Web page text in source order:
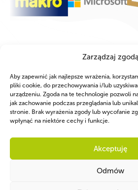
Zarządzaj zgodą
Aby zapewnić jak najlepsze wrażenia,
pliki cookie, do przechowywania i/lub
urządzeniu. Zgoda na te technologie pozwoli
jak zachowanie podczas przeglądania lub
stronie. Brak wyrażenia zgody lub wycofanie
wpłynąć na niektóre cechy i funkcje.
Akceptuję
Odmów
WSPÓLNIE DLA